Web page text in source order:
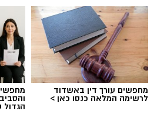
מחפשים עורך דין באשדוד
לרשימה המלאה כנסו כאן >